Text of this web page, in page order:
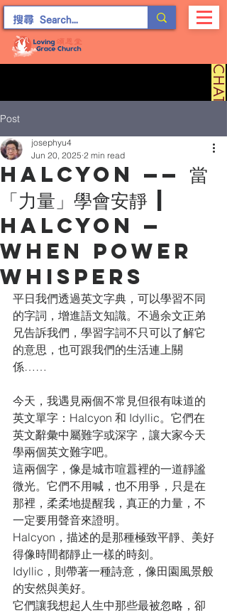
C
H
A
T
留
Post
Halcyon —— 當
「力量」學會安靜 |
Halcyon —
When Power
Whispers
josephyu4
Jun 20, 2025 2 min read
平日我們透過英文字典，可以學習不同
的字詞，增進語文知識。不過余文正弟
兄告訴我們，學習字詞不只可以了解它
的意思，也可跟我們的生活連上關
係……
今天，我遇見兩個不常見但很有味道的
英文單字：Halcyon 和 Idyllic。它們在
英文辭彙中屬難字或深字，讓大家今天
學兩個英文難字吧。
這兩個字，像是城市喧囂裡的一道靜謐
微光。它們不用喊，也不用爭，只是在
那裡，柔柔地提醒我，真正的力量，不
一定要用聲音來證明。
Halcyon，描述的是那種極致平靜、美好
得像時間都靜止一樣的時刻。
Idyllic，則帶著一種詩意，像田園風景般
的安然與美好。
它們讓我想起人生中那些最被忽略，卻